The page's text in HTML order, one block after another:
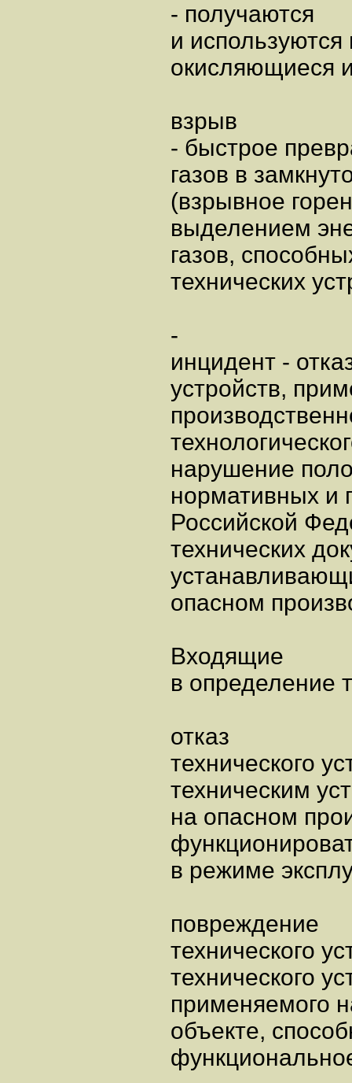
- получаются
и
окисляющиеся
взрыв
- быстрое
газов в
(взрывное
выделением
газов,
технических
-
инцидент -
устройств,
нарушение
нормативных и
Российской
технических
опасном
Входящие
в определение
отказ
технического
техническим
на опасном
в режиме
повреждение
технического
технического
применяемого
объекте,